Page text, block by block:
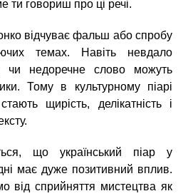
ти говориш про ці речі.
відчуває фальш або спробу
темах. Навіть невдало
чи недоречне слово можуть
Тому в культурному піарі
щирість, делікатність і
що український піар у
має дуже позитивний вплив.
від сприйняття мистецтва як